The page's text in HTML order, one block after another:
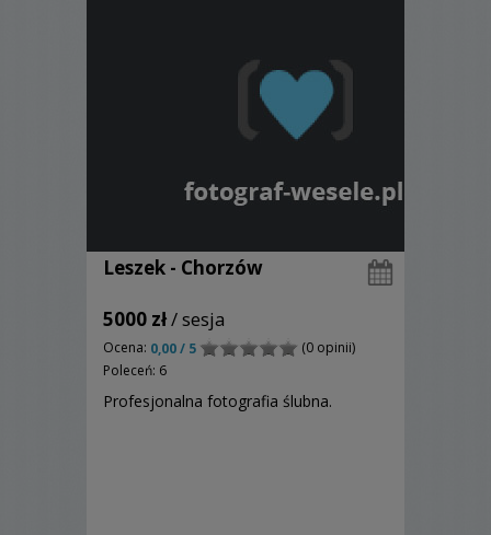
Leszek - Chorzów
5000 zł/ sesja
Ocena: 0,00 / 5
(0 opinii)
Poleceń: 6
Profesjonalna fotografia ślubna.